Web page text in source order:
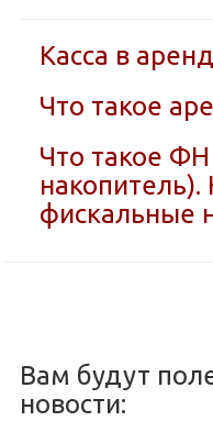
Касса в
Что такое
Что такое
фискальные
Вам будут
новости: